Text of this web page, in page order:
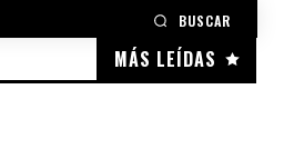
BUSCAR
MÁS LEÍDAS